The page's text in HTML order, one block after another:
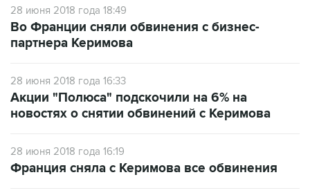
28 июня 2018 года 18:49
Во Франции сняли обвинения с бизнес-
партнера Керимова
28 июня 2018 года 16:33
Акции "Полюса" подскочили на 6% на
новостях о снятии обвинений с Керимова
28 июня 2018 года 16:19
Франция сняла с Керимова все обвинения